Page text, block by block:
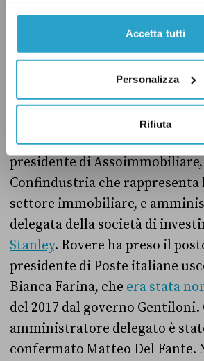
Accetta tutti
Personalizza
Rifiuta
essere apprezzatoné dalla
Il governo Meloni ha poi
presidente di Poste italiane
Laureata in economia, Rovere
presidente di
Confindustria che rappresenta
settore immobiliare, e
delegata della società di
Stanley. Rovere ha preso il
presidente di Poste italiane
Bianca Farina, che era stata
del 2017 dal governo Gentiloni.
amministratore delegato è
confermato Matteo Del Fante.